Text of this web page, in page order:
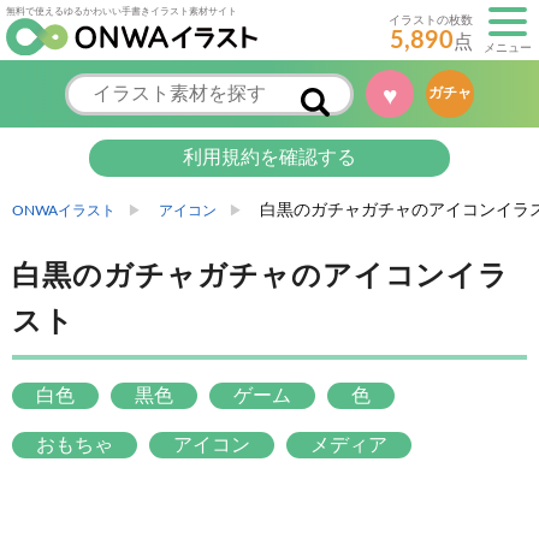
無料で使えるゆるかわいい手書きイラスト素材サイト
イラストの枚数
5,890点 メニュー
♥ ガチャ
利用規約を確認する
ONWAイラスト アイコン 白黒のガチャガチャのアイコンイラ
白黒のガチャガチャのアイコンイラ
スト
白色 黒色 ゲーム 色
おもちゃ アイコン メディア